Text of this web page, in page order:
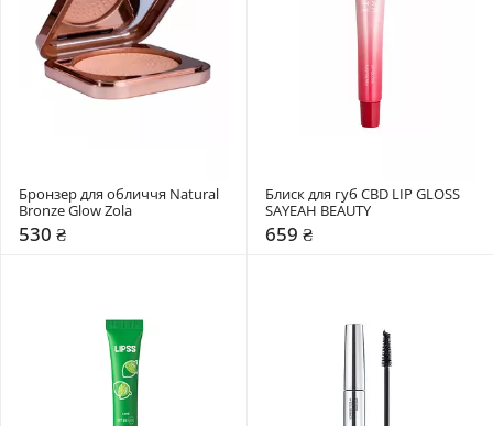
Бронзер для обличчя Natural
Bronze Glow Zola
530 ₴
Блиск для губ CBD LIP GLOSS
SAYEAH BEAUTY
659 ₴